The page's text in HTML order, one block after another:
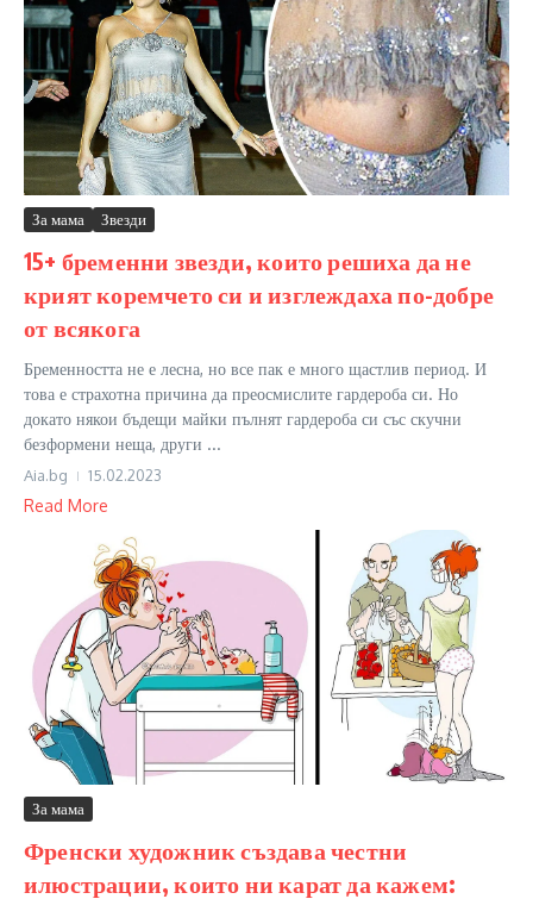
За мама Звезди
15+ бременни звезди, които решиха да не
крият коремчето си и изглеждаха по-добре
от всякога
Бременността не е лесна, но все пак е много щастлив период. И
това е страхотна причина да преосмислите гардероба си. Но
докато някои бъдещи майки пълнят гардероба си със скучни
безформени неща, други ...
Aia.bg 15.02.2023
Read More
За мама
Френски художник създава честни
илюстрации, които ни карат да кажем: